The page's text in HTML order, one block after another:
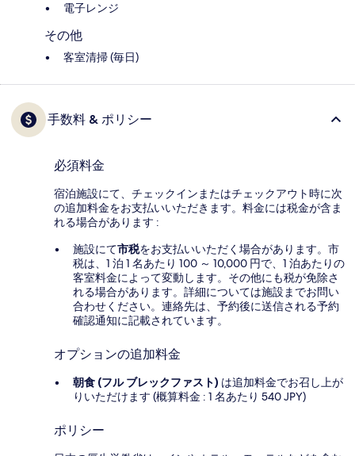
電子レンジ
その他
客室清掃 (毎日)
手数料 & ポリシー
必須料金
宿泊施設にて、チェックインまたはチェックアウト時に次
の追加料金をお支払いいただきます。料金には税金が含ま
れる場合があります :
施設にて市税をお支払いいただく場合があります。市
税は、1 泊 1 名あたり 100 ～ 10,000 円で、1 泊あたりの
客室料金によって変動します。その他にも税が免除さ
れる場合があります。詳細については施設までお問い
合わせください。連絡先は、予約後に送信される予約
確認通知に記載されています。
オプションの追加料金
朝食 (フル ブレックファスト) は追加料金でお召し上が
りいただけます (概算料金 : 1 名あたり 540 JPY)
ポリシー